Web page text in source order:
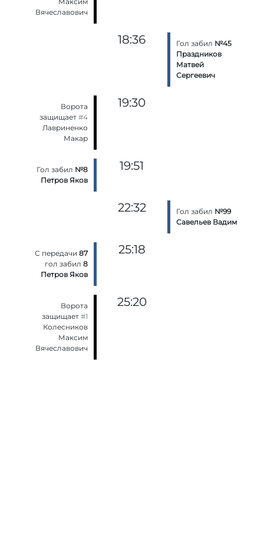
Вячеславович
18:36 Гол забил №45
Праздников
Матвей
Сергеевич
Ворота
защищает#4
Лавриненко
Макар
19:30
Гол забил №8
Петров Яков
19:51
22:32 Гол забил №99
Савельев Вадим
С передачи87
гол забил8
Петров Яков
25:18
Ворота
защищает#1
Колесников
Максим
Вячеславович
25:20